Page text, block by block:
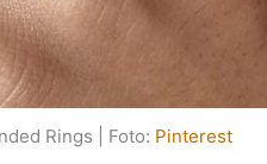
Rings | Foto: Pinterest